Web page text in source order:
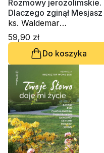
Rozmowy jerozolimskie.
Dlaczego zginął Mesjasz
ks. Waldemar
Chrostowski, Paweł Lisicki
59,90 zł
Do koszyka